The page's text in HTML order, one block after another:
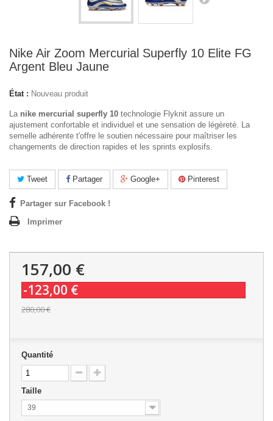
Nike Air Zoom Mercurial Superfly 10 Elite FG
Argent Bleu Jaune
État : Nouveau produit
La nike mercurial superfly 10 technologie Flyknit assure un
ajustement confortable et individuel et une sensation de légèreté. La
semelle adhérente t'offre le soutien nécessaire pour maîtriser les
changements de direction rapides et les sprints explosifs.
Tweet Partager Google+ Pinterest
Partager sur Facebook !
Imprimer
157,00 €
-123,00 €
280,00 €
Quantité
Taille
39